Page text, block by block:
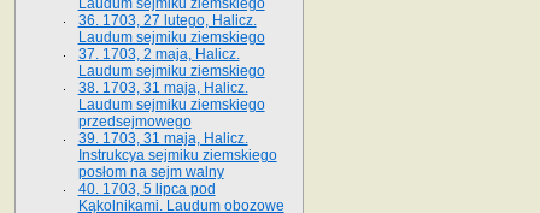
Laudum sejmiku ziemskiego
36. 1703, 27 lutego, Halicz.
Laudum sejmiku ziemskiego
37. 1703, 2 maja, Halicz.
Laudum sejmiku ziemskiego
38. 1703, 31 maja, Halicz.
Laudum sejmiku ziemskiego
przedsejmowego
39. 1703, 31 maja, Halicz.
Instrukcya sejmiku ziemskiego
posłom na sejm walny
40. 1703, 5 lipca pod
Kąkolnikami. Laudum obozowe